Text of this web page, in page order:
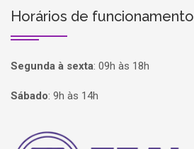
Horários de funcionamento
Segunda à sexta: 09h às 18h
Sábado: 9h às 14h
Página inicial